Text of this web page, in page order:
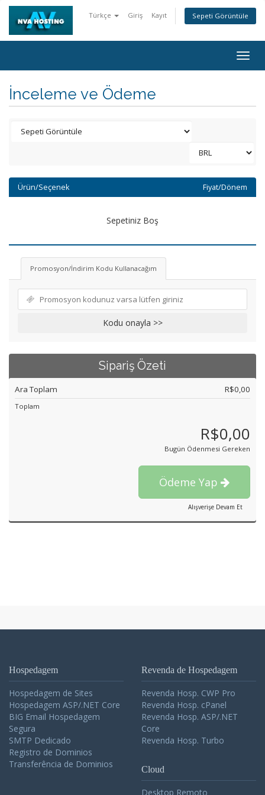
Türkçe Giriş Kayıt Sepeti Görüntüle
İnceleme ve Ödeme
Ürün/Seçenek Fiyat/Dönem
Sepetiniz Boş
Promosyon/İndirim Kodu Kullanacağım
Kodu onayla >>
Sipariş Özeti
Ara Toplam R$0,00
Toplam
R$0,00
Bugün Ödenmesi Gereken
Ödeme Yap
Alışverişe Devam Et
Hospedagem
Hospedagem de Sites
Hospedagem ASP/.NET Core
BIG Email Hospedagem
Segura
SMTP Dedicado
Registro de Dominios
Transferência de Dominios
Revenda de Hospedagem
Revenda Hosp. CWP Pro
Revenda Hosp. cPanel
Revenda Hosp. ASP/.NET
Core
Revenda Hosp. Turbo
Cloud
Desktop Remoto